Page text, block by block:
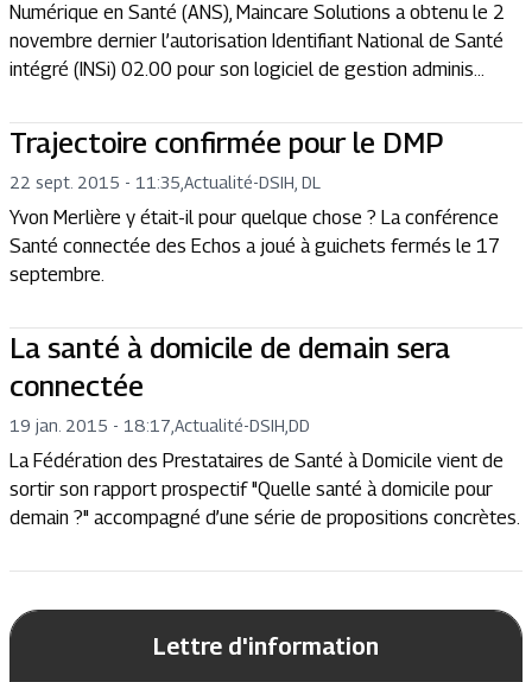
Numérique en Santé (ANS), Maincare Solutions a obtenu le 2
novembre dernier l’autorisation Identifiant National de Santé
intégré (INSi) 02.00 pour son logiciel de gestion adminis...
Trajectoire confirmée pour le DMP
22 sept. 2015 - 11:35 Actualité-DSIH, DL
Yvon Merlière y était-il pour quelque chose ? La conférence
Santé connectée des Echos a joué à guichets fermés le 17
septembre.
La santé à domicile de demain sera
connectée
19 jan. 2015 - 18:17 Actualité-DSIH,DD
La Fédération des Prestataires de Santé à Domicile vient de
sortir son rapport prospectif "Quelle santé à domicile pour
demain ?" accompagné d’une série de propositions concrètes.
Lettre d'information